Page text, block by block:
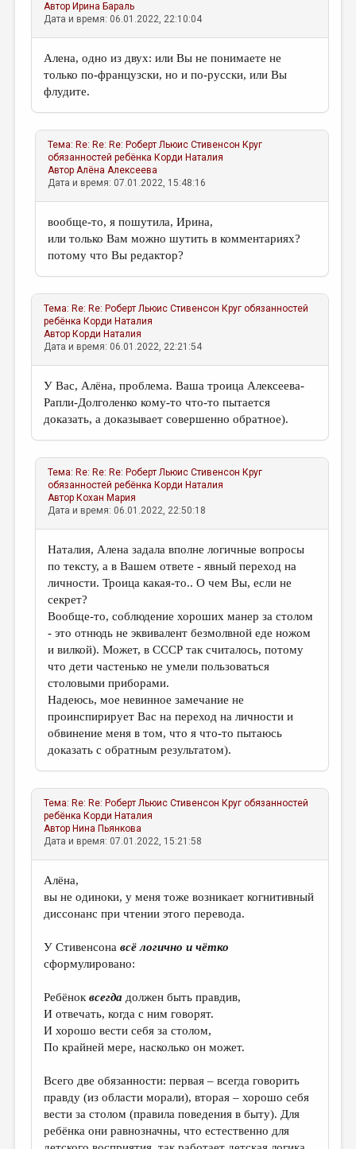
Автор Ирина Бараль
Дата и время: 06.01.2022, 22:10:04
Алена, одно из двух: или Вы не понимаете не
только по-французски, но и по-русски, или Вы
флудите.
Тема: Re: Re: Re: Роберт Льюис Стивенсон Круг
обязанностей ребёнка Корди Наталия
АвторАлёна Алексеева
Дата и время: 07.01.2022, 15:48:16
вообще-то, я пошутила, Ирина,
или только Вам можно шутить в комментариях?
потому что Вы редактор?
Тема: Re: Re: Роберт Льюис Стивенсон Круг обязанностей
ребёнка Корди Наталия
Автор Корди Наталия
Дата и время: 06.01.2022, 22:21:54
У Вас, Алёна, проблема. Ваша троица Алексеева-
Рапли-Долголенко кому-то что-то пытается
доказать, а доказывает совершенно обратное).
Тема: Re: Re: Re: Роберт Льюис Стивенсон Круг
обязанностей ребёнка Корди Наталия
Автор Кохан Мария
Дата и время: 06.01.2022, 22:50:18
Наталия, Алена задала вполне логичные вопросы
по тексту, а в Вашем ответе - явный переход на
личности. Троица какая-то.. О чем Вы, если не
секрет?
Вообще-то, соблюдение хороших манер за столом
- это отнюдь не эквивалент безмолвной еде ножом
и вилкой). Может, в СССР так считалось, потому
что дети частенько не умели пользоваться
столовыми приборами.
Надеюсь, мое невинное замечание не
проинспирирует Вас на переход на личности и
обвинение меня в том, что я что-то пытаюсь
доказать с обратным результатом).
Тема: Re: Re: Роберт Льюис Стивенсон Круг обязанностей
ребёнка Корди Наталия
Автор Нина Пьянкова
Дата и время: 07.01.2022, 15:21:58
Алёна,
вы не одиноки, у меня тоже возникает когнитивный
диссонанс при чтении этого перевода.
У Стивенсонавсё логично и чётко
сформулировано:
Ребёноквсегда должен быть правдив,
И отвечать, когда с ним говорят.
И хорошо вести себя за столом,
По крайней мере, насколько он может.
Всего две обязанности: первая – всегда говорить
правду (из области морали), вторая – хорошо себя
вести за столом (правила поведения в быту). Для
ребёнка они равнозначны, что естественно для